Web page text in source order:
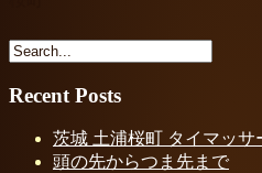
Recent Posts
茨城 土浦桜町 タイマッサ
頭の先からつま先まで